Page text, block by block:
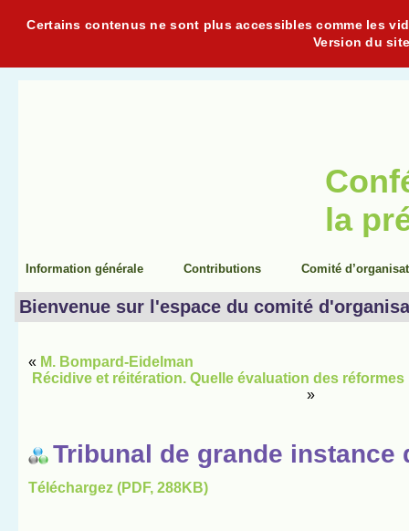
Certains contenus ne sont plus accessibles comme les
Version du
la
Information générale Contributions Comité
Bienvenue sur l'espace du comité
« M. Bompard-Eidelman
Récidive et réitération. Quelle évaluation des
»
Tribunal de grande instance
Téléchargez (PDF, 288KB)